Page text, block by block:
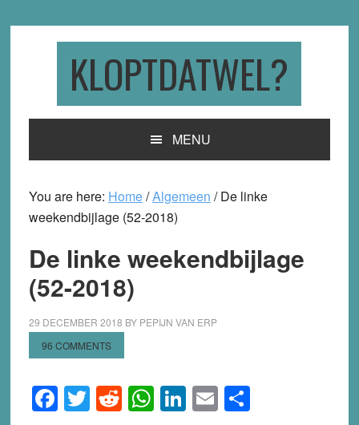
KLOPTDATWEL?
MENU
You are here: Home/Algemeen /De linke
weekendbijlage (52-2018)
De linke weekendbijlage
(52-2018)
29 DECEMBER 2018 BY PEPIJN VAN ERP
96 COMMENTS
Facebook
Twitter
Reddit
WhatsApp
LinkedIn
EmailShare